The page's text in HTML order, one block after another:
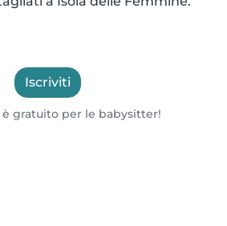
Iscriviti
è gratuito per le babysitter!